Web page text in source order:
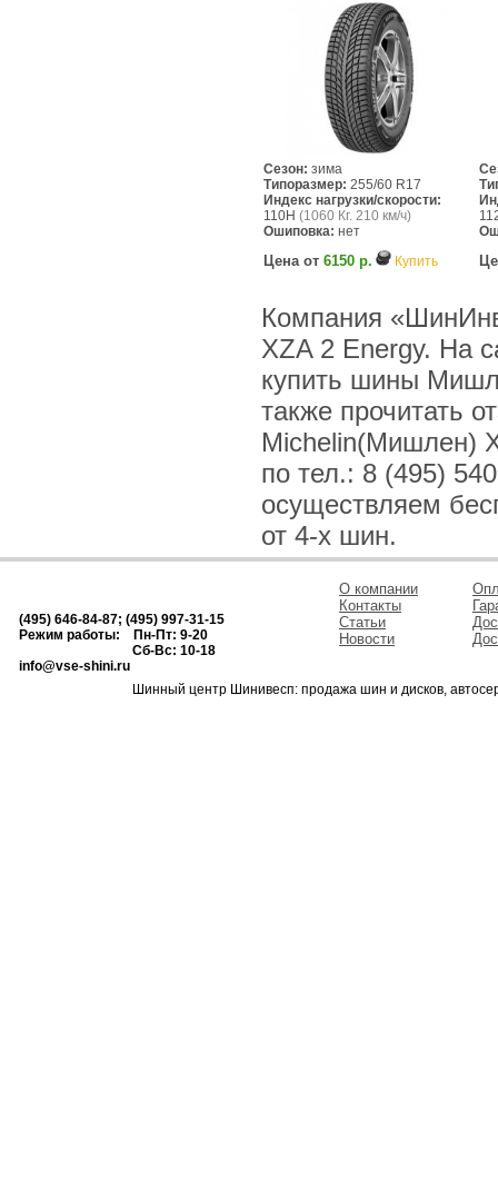
Сезон: зима
Типоразмер: 255/60 R17
Индекс нагрузки/скорости:
110H (1060 Кг. 210 км/ч)
Ошиповка: нет
Цена от 6150 р. Купить
Компания
XZA 2 Energy. На
купить шины
также прочитать
Michelin(Мишлен)
по тел.: 8 (495)
осуществляем
от 4-х шин.
(495) 646-84-87; (495) 997-31-15
Режим работы: Пн-Пт: 9-20
Сб-Вс: 10-18
info@vse-shini.ru
О компании
Контакты
Статьи
Новости
Шинный центр Шинивесп: продажа шин и дисков,